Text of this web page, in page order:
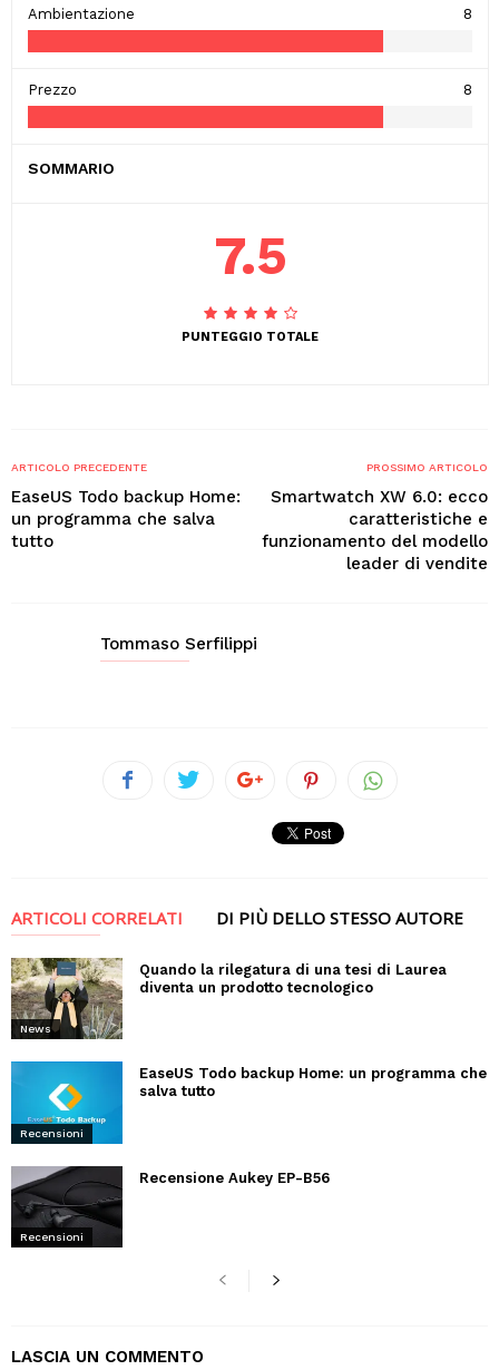
Ambientazione 8
Prezzo 8
SOMMARIO
7.5
PUNTEGGIO TOTALE
ARTICOLO PRECEDENTE
EaseUS Todo backup Home:
un programma che salva
tutto
PROSSIMO ARTICOLO
Smartwatch XW 6.0: ecco
caratteristiche e
funzionamento del modello
leader di vendite
Tommaso Serfilippi
ARTICOLI CORRELATI DI PIÙ DELLO STESSO AUTORE
News
Quando la rilegatura di una tesi di Laurea
diventa un prodotto tecnologico
Recensioni
EaseUS Todo backup Home: un programma che
salva tutto
Recensioni
Recensione Aukey EP-B56
LASCIA UN COMMENTO